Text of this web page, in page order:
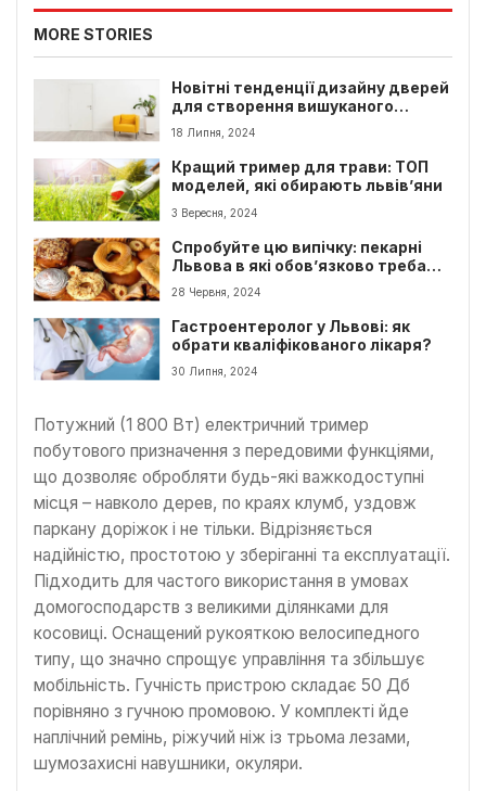
MORE STORIES
Новітні тенденції дизайну дверей
для створення вишуканого
інтер’єру
18 Липня, 2024
Кращий тример для трави: ТОП
моделей, які обирають львів’яни
3 Вересня, 2024
Спробуйте цю випічку: пекарні
Львова в які обов’язково треба
потрапити
28 Червня, 2024
Гастроентеролог у Львові: як
обрати кваліфікованого лікаря?
30 Липня, 2024
Потужний (1 800 Вт) електричний тример
побутового призначення з передовими функціями,
що дозволяє обробляти будь-які важкодоступні
місця – навколо дерев, по краях клумб, уздовж
паркану доріжок і не тільки. Відрізняється
надійністю, простотою у зберіганні та експлуатації.
Підходить для частого використання в умовах
домогосподарств з великими ділянками для
косовиці. Оснащений рукояткою велосипедного
типу, що значно спрощує управління та збільшує
мобільність. Гучність пристрою складає 50 Дб
порівняно з гучною промовою. У комплекті йде
наплічний ремінь, ріжучий ніж із трьома лезами,
шумозахисні навушники, окуляри.